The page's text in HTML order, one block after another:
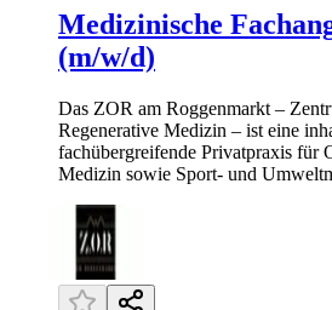
Medizinische
(m/w/d)
Das ZOR am Roggenmarkt –
Regenerative Medizin – ist eine
fachübergreifende Privatpraxis für
Medizin sowie Sport- und